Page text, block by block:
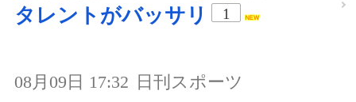
タレントがバッサリ
1
08月09日 17:32 日刊スポーツ